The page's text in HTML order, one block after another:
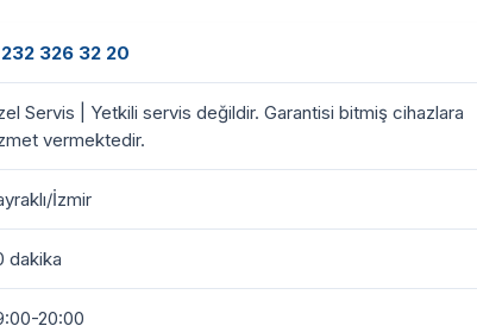
326 32 20
Servis | Yetkili servis değildir. Garantisi bitmiş cihazlara
vermektedir.
İzmir
dakika
20:00